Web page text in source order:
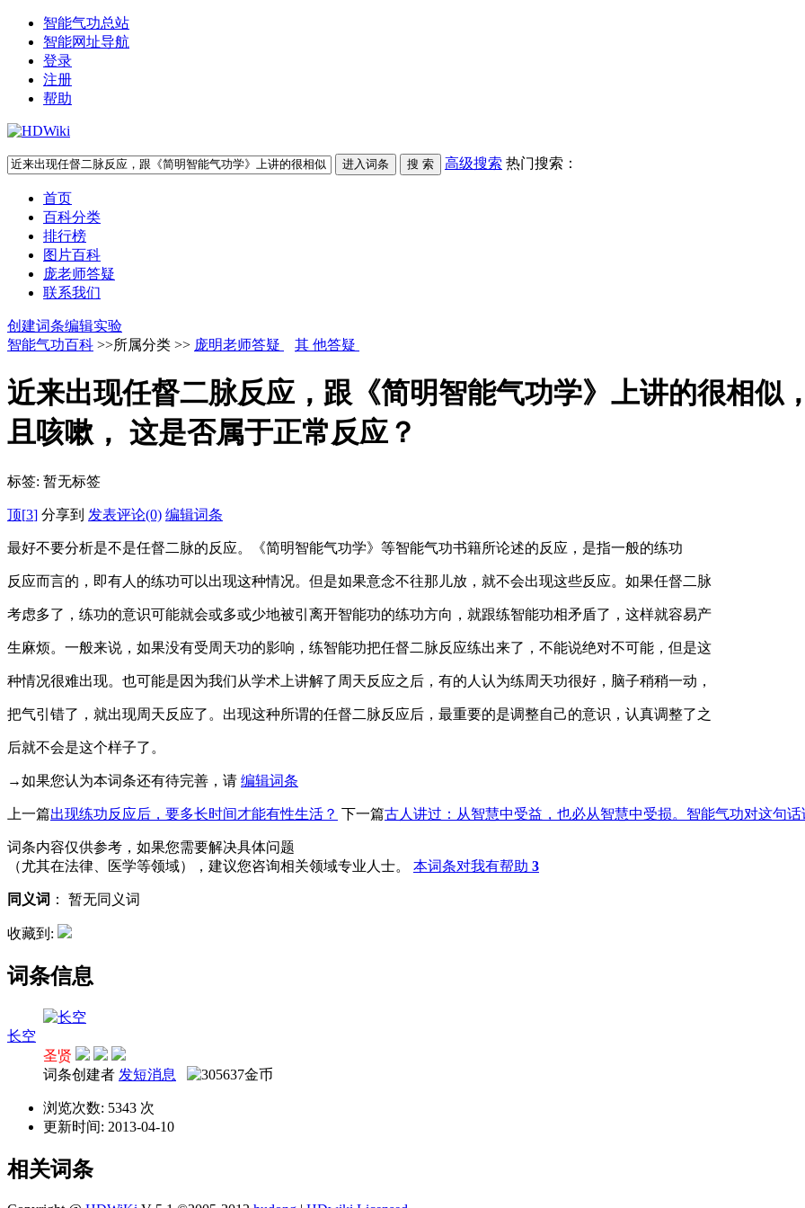
智能气功总站
智能网址导航
登录
注册
帮助
高级搜索 热门搜索：
首页
百科分类
排行榜
图片百科
庞老师答疑
联系我们
创建词条编辑实验
智能气功百科 >>所属分类 >> 庞明老师答疑 其 他答疑
近来出现任督二脉反应，跟《简明智能气功学》上讲的很相似
且咳嗽， 这是否属于正常反应？
标签: 暂无标签
顶[3] 分享到 发表评论(0) 编辑词条
最好不要分析是不是任督二脉的反应。《简明智能气功学》等智能气功书籍所论述的反应，是指一般的练功
反应而言的，即有人的练功可以出现这种情况。但是如果意念不往那儿放，就不会出现这些反应。如果任督二脉
考虑多了，练功的意识可能就会或多或少地被引离开智能功的练功方向，就跟练智能功相矛盾了，这样就容易产
生麻烦。一般来说，如果没有受周天功的影响，练智能功把任督二脉反应练出来了，不能说绝对不可能，但是这
种情况很难出现。也可能是因为我们从学术上讲解了周天反应之后，有的人认为练周天功很好，脑子稍稍一动，
把气引错了，就出现周天反应了。出现这种所谓的任督二脉反应后，最重要的是调整自己的意识，认真调整了之
后就不会是这个样子了。
→如果您认为本词条还有待完善，请 编辑词条
上一篇出现练功反应后，要多长时间才能有性生活？ 下一篇古人讲过：从智慧中受益，也必从智慧中受损。智能气功对这句
词条内容仅供参考，如果您需要解决具体问题
（尤其在法律、医学等领域），建议您咨询相关领域专业人士。
本词条对我有帮助 3
同义词 ： 暂无同义词
收藏到:
词条信息
长空
圣贤
词条创建者 发短消息
浏览次数: 5343 次
更新时间: 2013-04-10
相关词条